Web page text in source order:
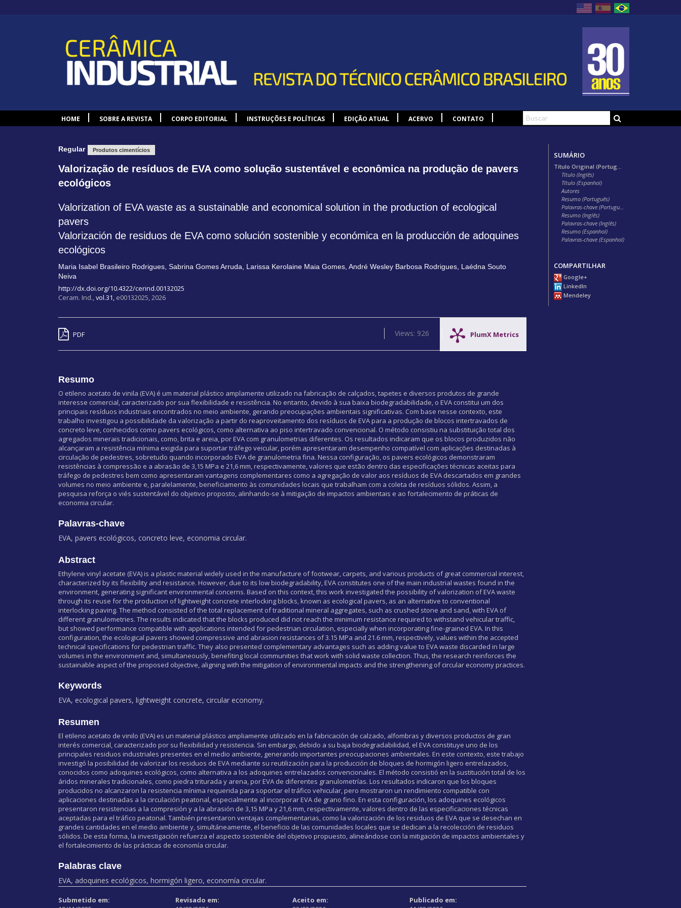
HOME SOBRE A REVISTA CORPO EDITORIAL INSTRUÇÕES E POLÍTICAS EDIÇÃO ATUAL ACERVO CONTATO
Regular Produtos cimentícios
Valorização de resíduos de EVA como solução sustentável e econômica na produção de pavers
ecológicos
Valorization of EVA waste as a sustainable and economical solution in the production of ecological
pavers
Valorización de residuos de EVA como solución sostenible y económica en la producción de adoquines
ecológicos
Maria Isabel Brasileiro Rodrigues ,Sabrina Gomes Arruda Larissa Kerolaine Maia Gomes ,André Wesley Barbosa Rodrigues Laédna Souto
Neiva
http://dx.doi.org/10.4322/cerind.00132025
Ceram. Ind.,vol.31, e00132025, 2026
PDF PlumX Metrics
Views: 926
Resumo
O etileno acetato de vinila (EVA) é um material plástico amplamente utilizado na fabricação de calçados, tapetes e diversos produtos de grande
interesse comercial, caracterizado por sua flexibilidade e resistência. No entanto, devido à sua baixa biodegradabilidade, o EVA constitui um dos
principais resíduos industriais encontrados no meio ambiente, gerando preocupações ambientais significativas. Com base nesse contexto, este
trabalho investigou a possibilidade da valorização a partir do reaproveitamento dos resíduos de EVA para a produção de blocos intertravados de
concreto leve, conhecidos como pavers ecológicos, como alternativa ao piso intertravado convencional. O método consistiu na substituição total dos
agregados minerais tradicionais, como, brita e areia, por EVA com granulometrias diferentes. Os resultados indicaram que os blocos produzidos não
alcançaram a resistência mínima exigida para suportar tráfego veicular, porém apresentaram desempenho compatível com aplicações destinadas à
circulação de pedestres, sobretudo quando incorporado EVA de granulometria fina. Nessa configuração, os pavers ecológicos demonstraram
resistências à compressão e a abrasão de 3,15 MPa e 21,6 mm, respectivamente, valores que estão dentro das especificações técnicas aceitas para
tráfego de pedestres bem como apresentaram vantagens complementares como a agregação de valor aos resíduos de EVA descartados em grandes
volumes no meio ambiente e, paralelamente, beneficiamento às comunidades locais que trabalham com a coleta de resíduos sólidos. Assim, a
pesquisa reforça o viés sustentável do objetivo proposto, alinhando-se à mitigação de impactos ambientais e ao fortalecimento de práticas de
economia circular.
Palavras-chave
EVA, pavers ecológicos, concreto leve, economia circular.
Abstract
Ethylene vinyl acetate (EVA) is a plastic material widely used in the manufacture of footwear, carpets, and various products of great commercial interest,
characterized by its flexibility and resistance. However, due to its low biodegradability, EVA constitutes one of the main industrial wastes found in the
environment, generating significant environmental concerns. Based on this context, this work investigated the possibility of valorization of EVA waste
through its reuse for the production of lightweight concrete interlocking blocks, known as ecological pavers, as an alternative to conventional
interlocking paving. The method consisted of the total replacement of traditional mineral aggregates, such as crushed stone and sand, with EVA of
different granulometries. The results indicated that the blocks produced did not reach the minimum resistance required to withstand vehicular traffic,
but showed performance compatible with applications intended for pedestrian circulation, especially when incorporating fine-grained EVA. In this
configuration, the ecological pavers showed compressive and abrasion resistances of 3.15 MPa and 21.6 mm, respectively, values within the accepted
technical specifications for pedestrian traffic. They also presented complementary advantages such as adding value to EVA waste discarded in large
volumes in the environment and, simultaneously, benefiting local communities that work with solid waste collection. Thus, the research reinforces the
sustainable aspect of the proposed objective, aligning with the mitigation of environmental impacts and the strengthening of circular economy practices.
Keywords
EVA, ecological pavers, lightweight concrete, circular economy.
Resumen
El etileno acetato de vinilo (EVA) es un material plástico ampliamente utilizado en la fabricación de calzado, alfombras y diversos productos de gran
interés comercial, caracterizado por su flexibilidad y resistencia. Sin embargo, debido a su baja biodegradabilidad, el EVA constituye uno de los
principales residuos industriales presentes en el medio ambiente, generando importantes preocupaciones ambientales. En este contexto, este trabajo
investigó la posibilidad de valorizar los residuos de EVA mediante su reutilización para la producción de bloques de hormigón ligero entrelazados,
conocidos como adoquines ecológicos, como alternativa a los adoquines entrelazados convencionales. El método consistió en la sustitución total de los
áridos minerales tradicionales, como piedra triturada y arena, por EVA de diferentes granulometrías. Los resultados indicaron que los bloques
producidos no alcanzaron la resistencia mínima requerida para soportar el tráfico vehicular, pero mostraron un rendimiento compatible con
aplicaciones destinadas a la circulación peatonal, especialmente al incorporar EVA de grano fino. En esta configuración, los adoquines ecológicos
presentaron resistencias a la compresión y a la abrasión de 3,15 MPa y 21,6 mm, respectivamente, valores dentro de las especificaciones técnicas
aceptadas para el tráfico peatonal. También presentaron ventajas complementarias, como la valorización de los residuos de EVA que se desechan en
grandes cantidades en el medio ambiente y, simultáneamente, el beneficio de las comunidades locales que se dedican a la recolección de residuos
sólidos. De esta forma, la investigación refuerza el aspecto sostenible del objetivo propuesto, alineándose con la mitigación de impactos ambientales y
el fortalecimiento de las prácticas de economía circular.
Palabras clave
EVA, adoquines ecológicos, hormigón ligero, economía circular.
Submetido em:
Revisado em:
Aceito em:
Publicado em:
SUMÁRIO
Título (Inglês)
Título (Espanhol)
Autores
Resumo (Português)
Resumo (Inglês)
Palavras-chave (Inglês)
Resumo (Espanhol)
Palavras-chave (Espanhol)
COMPARTILHAR
Google+
LinkedIn
Mendeley